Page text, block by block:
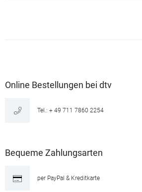
Online Bestellungen bei dtv
Tel.: + 49 711 7860 2254
Bequeme Zahlungsarten
per PayPal & Kreditkarte